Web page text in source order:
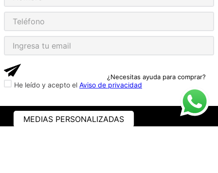
¿Necesitas ayuda para comprar?
He leído y acepto el Aviso de privacidad
MEDIAS PERSONALIZADAS